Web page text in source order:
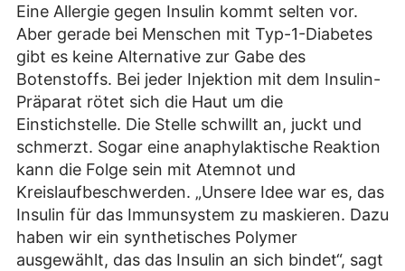
Eine Allergie gegen Insulin kommt selten vor.
Aber gerade bei Menschen mit Typ-1-Diabetes
gibt es keine Alternative zur Gabe des
Botenstoffs. Bei jeder Injektion mit dem Insulin-
Präparat rötet sich die Haut um die
Einstichstelle. Die Stelle schwillt an, juckt und
schmerzt. Sogar eine anaphylaktische Reaktion
kann die Folge sein mit Atemnot und
Kreislaufbeschwerden. „Unsere Idee war es, das
Insulin für das Immunsystem zu maskieren. Dazu
haben wir ein synthetisches Polymer
ausgewählt, das das Insulin an sich bindet“, sagt